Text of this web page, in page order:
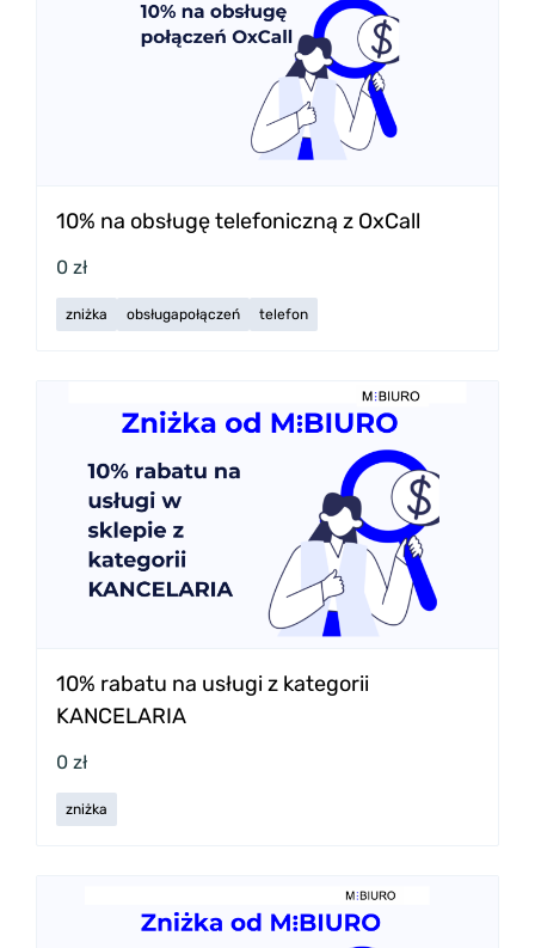
10% na obsługę telefoniczną z OxCall
0 zł
zniżka obsługapołączeń telefon
10% rabatu na usługi z kategorii
KANCELARIA
0 zł
zniżka